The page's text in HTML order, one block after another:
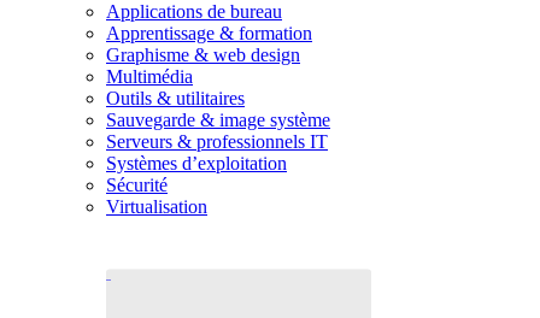
Applications de bureau
Apprentissage & formation
Graphisme & web design
Multimédia
Outils & utilitaires
Sauvegarde & image système
Serveurs & professionnels IT
Systèmes d’exploitation
Sécurité
Virtualisation